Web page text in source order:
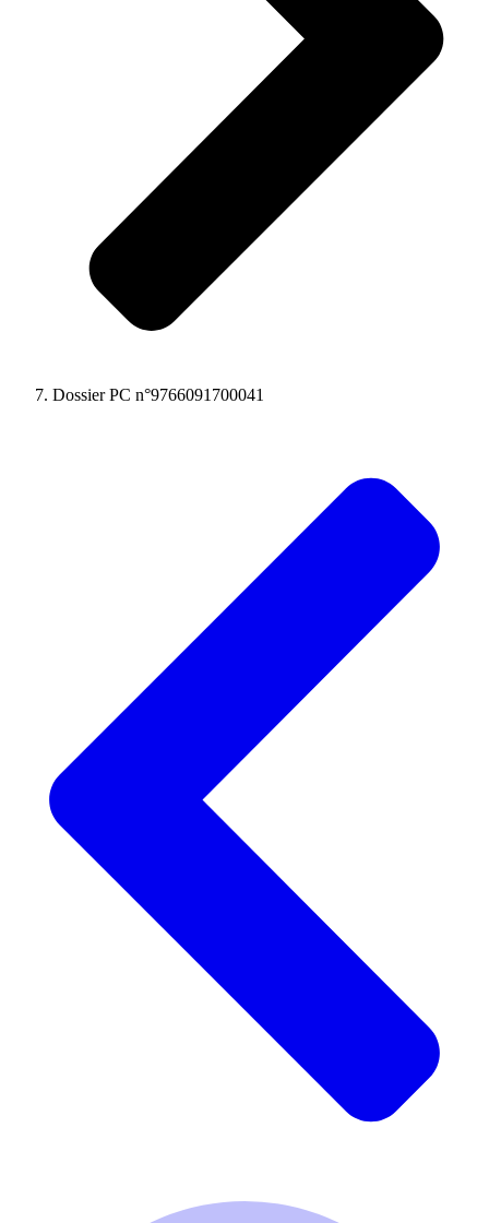
Dossier PC n°9766091700041